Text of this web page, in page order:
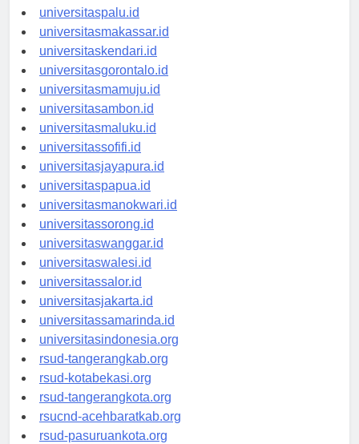
universitasmanado.id
universitaspalu.id
universitasmakassar.id
universitaskendari.id
universitasgorontalo.id
universitasmamuju.id
universitasambon.id
universitasmaluku.id
universitassofifi.id
universitasjayapura.id
universitaspapua.id
universitasmanokwari.id
universitassorong.id
universitaswanggar.id
universitaswalesi.id
universitassalor.id
universitasjakarta.id
universitassamarinda.id
universitasindonesia.org
rsud-tangerangkab.org
rsud-kotabekasi.org
rsud-tangerangkota.org
rsucnd-acehbaratkab.org